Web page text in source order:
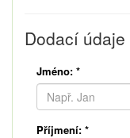
Dodací údaje
Jméno: *
Příjmení: *